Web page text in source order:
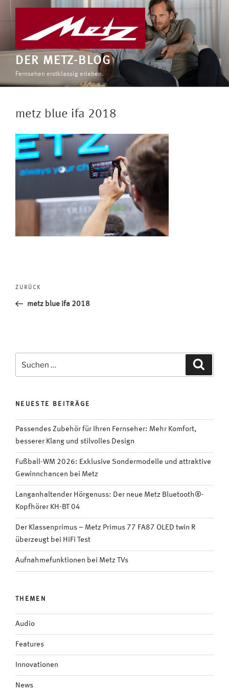
DER METZ-BLOG
Fernsehen erstklassig erleben.
metz blue ifa 2018
Beitragsnavigation
Vorheriger
Beitrag
ZURÜCK
metz blue ifa 2018
nach:
NEUESTE BEITRÄGE
Passendes Zubehör für Ihren Fernseher: Mehr Komfort,
besserer Klang und stilvolles Design
Fußball-WM 2026: Exklusive Sondermodelle und attraktive
Gewinnchancen bei Metz
Langanhaltender Hörgenuss: Der neue Metz Bluetooth®-
Kopfhörer KH-BT 04
Der Klassenprimus – Metz Primus 77 FA87 OLED twin R
überzeugt bei HiFi Test
Aufnahmefunktionen bei Metz TVs
THEMEN
Audio
Features
Innovationen
News